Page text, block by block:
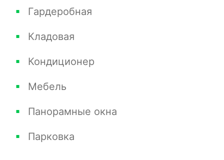
Гардеробная
Кладовая
Кондиционер
Мебель
Панорамные окна
Парковка